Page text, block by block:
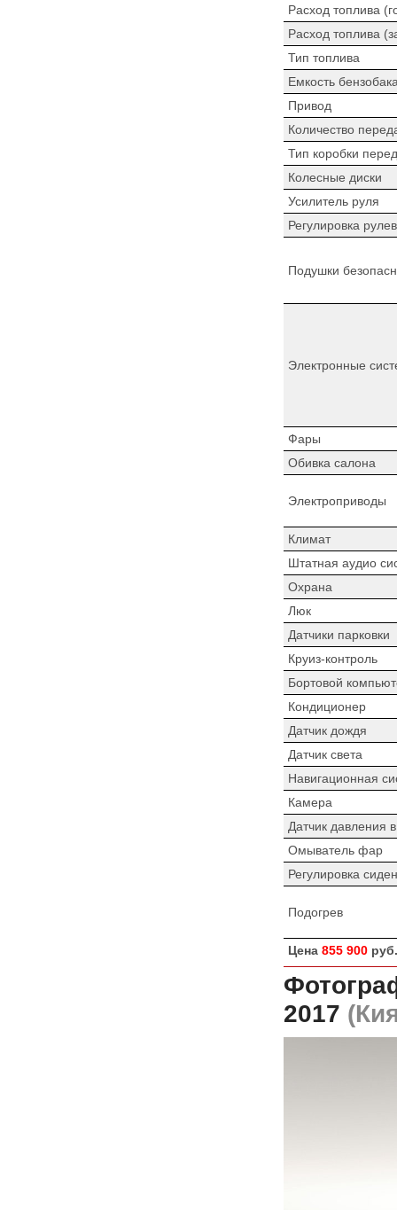
Расход топлива
Расход топлива
Тип топлива
Емкость
Привод
Количество
Тип коробки
Колесные диски
Усилитель руля
Регулировка
Подушки
Электронные
Фары
Обивка салона
Электроприводы
Климат
Штатная аудио
Охрана
Люк
Датчики парковки
Круиз-контроль
Бортовой
Кондиционер
Датчик дождя
Датчик света
Навигационная
Камера
Датчик давления
Омыватель фар
Регулировка
Подогрев
Цена 855 900руб.
2017